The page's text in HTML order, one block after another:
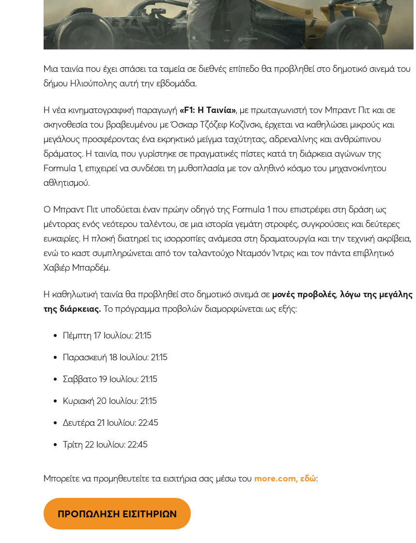
Μια ταινία που έχει σπάσει τα ταμεία σε διεθνές επίπεδο θα προβληθεί στο δημοτικό σινεμά του
δήμου Ηλιούπολης αυτή την εβδομάδα.
Η νέα κινηματογραφική παραγωγή «F1: Η Ταινία», με πρωταγωνιστή τον Μπραντ Πιτ και σε
σκηνοθεσία του βραβευμένου με Όσκαρ Τζόζεφ Κοζίνσκι, έρχεται να καθηλώσει μικρούς και
μεγάλους προσφέροντας ένα εκρηκτικό μείγμα ταχύτητας, αδρεναλίνης και ανθρώπινου
δράματος. Η ταινία, που γυρίστηκε σε πραγματικές πίστες κατά τη διάρκεια αγώνων της
Formula 1, επιχειρεί να συνδέσει τη μυθοπλασία με τον αληθινό κόσμο του μηχανοκίνητου
αθλητισμού.
Ο Μπραντ Πιτ υποδύεται έναν πρώην οδηγό της Formula 1 που επιστρέφει στη δράση ως
μέντορας ενός νεότερου ταλέντου, σε μια ιστορία γεμάτη στροφές, συγκρούσεις και δεύτερες
ευκαιρίες. Η πλοκή διατηρεί τις ισορροπίες ανάμεσα στη δραματουργία και την τεχνική ακρίβεια,
ενώ το καστ συμπληρώνεται από τον ταλαντούχο Νταμσόν Ίντρις και τον πάντα επιβλητικό
Χαβιέρ Μπαρδέμ.
Η καθηλωτική ταινία θα προβληθεί στο δημοτικό σινεμά σε μονές προβολές, λόγω της μεγάλης
της διάρκειας. Το πρόγραμμα προβολών διαμορφώνεται ως εξής:
Πέμπτη 17 Ιουλίου: 21:15
Παρασκευή 18 Ιουλίου: 21:15
Σαββατο 19 Ιουλίου: 21:15
Κυριακή 20 Ιουλίου: 21:15
Δευτέρα 21 Ιουλίου: 22:45
Τρίτη 22 Ιουλίου: 22:45
Μπορείτε να προμηθευτείτε τα εισιτήρια σας μέσω του more.com, εδώ:
ΠΡΟΠΩΛΗΣΗ ΕΙΣΙΤΗΡΙΩΝ